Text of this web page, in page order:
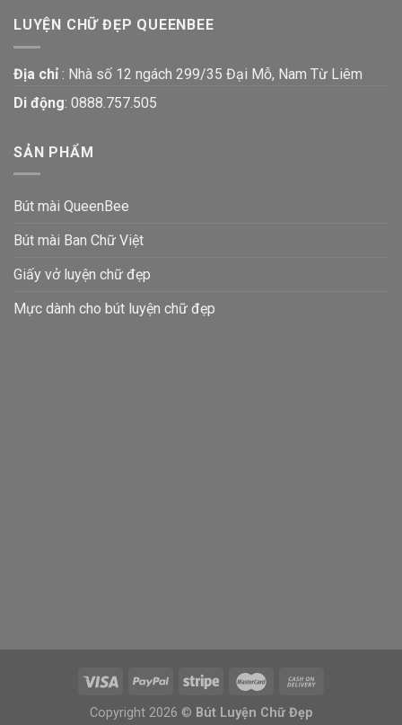
LUYỆN CHỮ ĐẸP QUEENBEE
Địa chỉ : Nhà số 12 ngách 299/35 Đại Mỗ, Nam Từ Liêm
Di động: 0888.757.505
SẢN PHẨM
Bút mài QueenBee
Bút mài Ban Chữ Việt
Giấy vở luyện chữ đẹp
Mực dành cho bút luyện chữ đẹp
Copyright 2026 © Bút Luyện Chữ Đẹp